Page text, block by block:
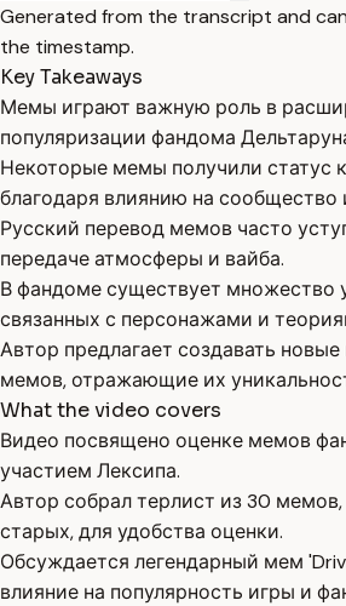
Generated from the transcript and
the timestamp.
Key Takeaways
Мемы играют важную роль в
популяризации фандома
Некоторые мемы получили статус
благодаря влиянию на сообщество
Русский перевод мемов часто
передаче атмосферы и вайба.
В фандоме существует множество
связанных с персонажами и
Автор предлагает создавать новые
мемов, отражающие их
What the video covers
Видео посвящено оценке мемов
участием Лексипа.
Автор собрал терлист из 30 мемов,
старых, для удобства оценки.
Обсуждается легендарный мем
влияние на популярность игры и